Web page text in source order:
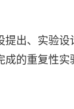
出、实验
的重复性实